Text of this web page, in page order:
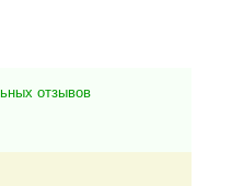
отзывов